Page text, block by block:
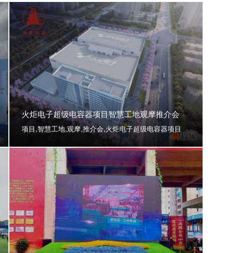
火炬电子超级电容器项目智慧工地观摩推介会
项目,智慧工地,观摩,推介会,火炬电子超级电容器项目